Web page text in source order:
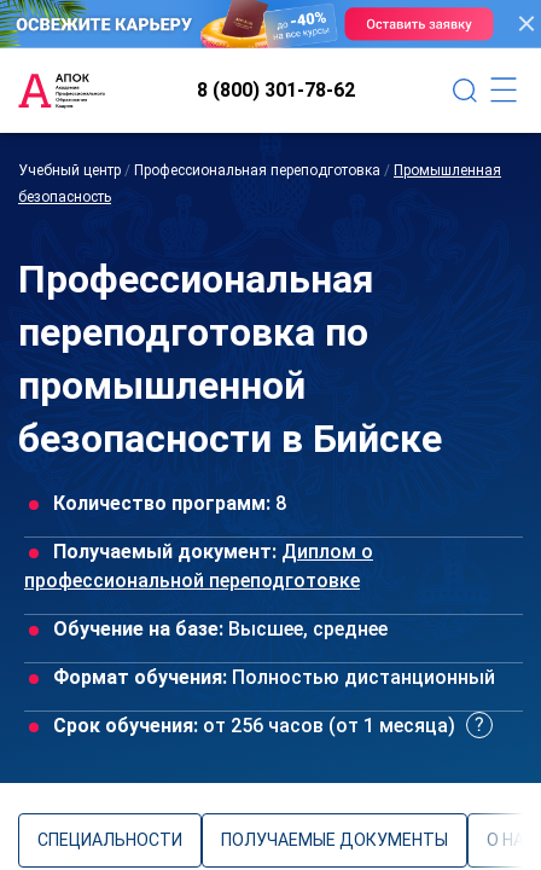
8 (800) 301-78-62
Учебный центр / Профессиональная переподготовка / Промышленная
безопасность
Профессиональная
переподготовка по
промышленной
безопасности в Бийске
Количество программ: 8
Получаемый документ: Диплом о
профессиональной переподготовке
Обучение на базе: Высшее, среднее
Формат обучения: Полностью дистанционный
Срок обучения: от 256 часов (от 1 месяца)
СПЕЦИАЛЬНОСТИ ПОЛУЧАЕМЫЕ ДОКУМЕНТЫ О